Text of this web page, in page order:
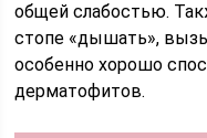
общей слабостью.
стопе «дышать»,
особенно хорошо
дерматофитов.